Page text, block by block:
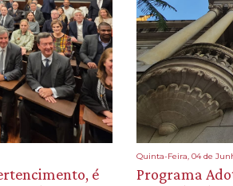
é
Quinta-Feira, 04 de
Programa